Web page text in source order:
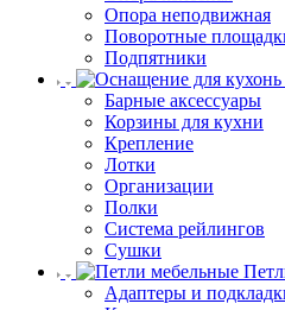
Опора неподвижная
Поворотные
Подпятники
Барные аксессуары
Корзины для кухни
Крепление
Лотки
Организации
Полки
Система рейлингов
Сушки
Адаптеры и